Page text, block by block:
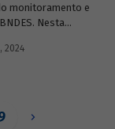
monitoramento e
Nesta
e os impactos
2024